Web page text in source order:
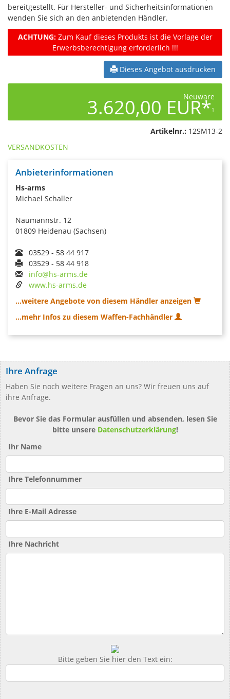
bereitgestellt. Für Hersteller- und Sicherheitsinformationen
wenden Sie sich an den anbietenden Händler.
ACHTUNG:Zum Kauf dieses Produkts ist die Vorlage der
Erwerbsberechtigung erforderlich !!!
Dieses Angebot ausdrucken
Neuware
3.620,00 EUR*1
Artikelnr.: 12SM13-2
VERSANDKOSTEN
Anbieterinformationen
Hs-arms
Michael Schaller
Naumannstr. 12
01809 Heidenau (Sachsen)
03529 - 58 44 917
03529 - 58 44 918
info@hs-arms.de
www.hs-arms.de
...weitere Angebote von diesem Händler anzeigen
...mehr Infos zu diesem Waffen-Fachhändler
Ihre Anfrage
Haben Sie noch weitere Fragen an uns? Wir freuen uns auf
ihre Anfrage.
Bevor Sie das Formular ausfüllen und absenden, lesen Sie
bitte unsere Datenschutzerklärung!
Ihr Name
Ihre Telefonnummer
Ihre E-Mail Adresse
Ihre Nachricht
Bitte geben Sie hier den Text ein: